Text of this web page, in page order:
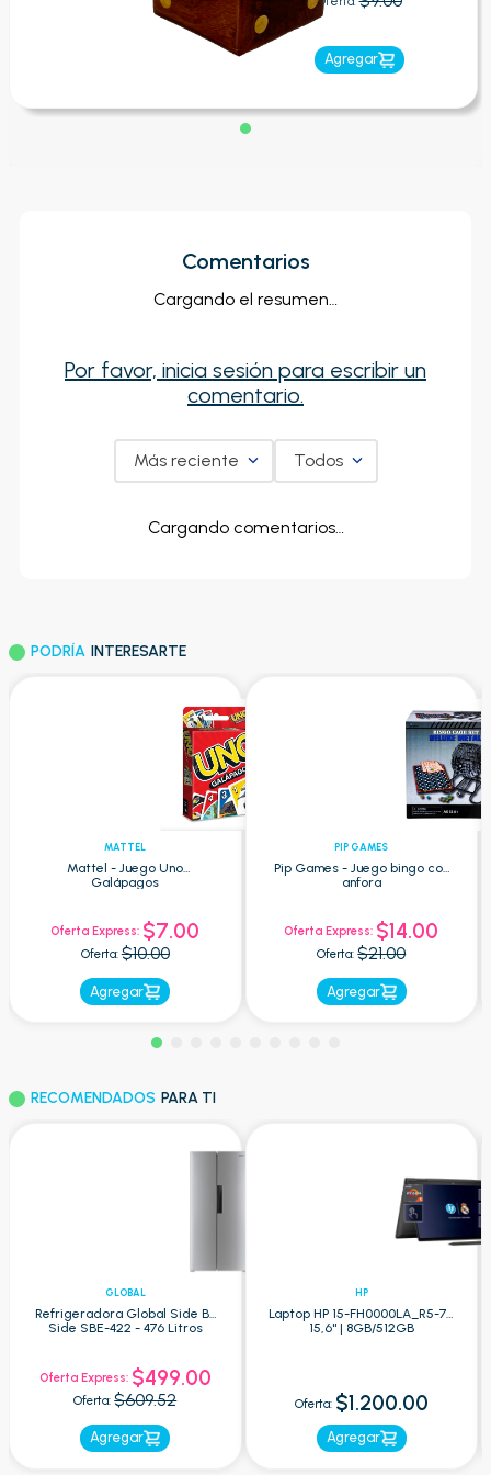
Agregar
Comentarios
Cargando el resumen…
Por favor, inicia sesión para escribir un
comentario.
Más reciente Todos
Cargando comentarios…
PODRÍA INTERESARTE
MATTEL
Mattel - Juego Uno
Galápagos
Oferta Express: $7.00
Oferta: $10.00
Agregar
PIP GAMES
Pip Games - Juego bingo con
anfora
Oferta Express: $14.00
Oferta: $21.00
Agregar
RECOMENDADOS PARA TI
GLOBAL
Refrigeradora Global Side By
Side SBE-422 - 476 Litros
Oferta Express: $499.00
Oferta: $609.52
Agregar
HP
Laptop HP 15-FH0000LA_R5-7 -
15,6" | 8GB/512GB
Oferta: $1.200.00
Agregar